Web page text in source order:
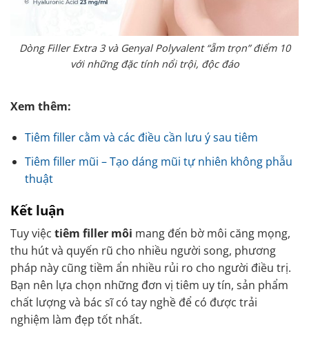
Dòng Filler Extra 3 và Genyal Polyvalent “ẵm trọn” điểm 10
với những đặc tính nổi trội, độc đáo
Xem thêm:
Tiêm filler cằm và các điều cần lưu ý sau tiêm
Tiêm filler mũi – Tạo dáng mũi tự nhiên không phẫu
thuật
Kết luận
Tuy việc tiêm filler môi mang đến bờ môi căng mọng,
thu hút và quyến rũ cho nhiều người song, phương
pháp này cũng tiềm ẩn nhiều rủi ro cho người điều trị.
Bạn nên lựa chọn những đơn vị tiêm uy tín, sản phẩm
chất lượng và bác sĩ có tay nghề để có được trải
nghiệm làm đẹp tốt nhất.